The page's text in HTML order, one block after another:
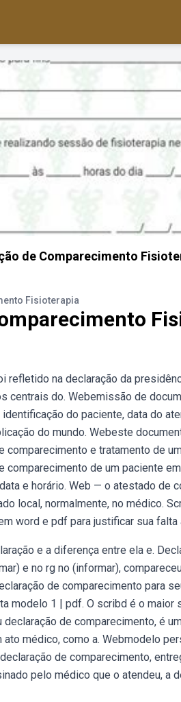
de Comparecimento
Fisioterapia
na declaração da
centrais do. Webemissão de
do paciente, data do
do mundo. Webeste
comparecimento e tratamento de
comparecimento de um paciente
e horário. Web — o atestado de
local, normalmente, no médico.
word e pdf para justificar sua falta
e a diferença entre ela e.
e no rg no (informar),
de comparecimento para
modelo 1 | pdf. O scribd é o maior
de comparecimento, é
médico, como a. Webmodelo
de comparecimento,
pelo médico que o atendeu, a